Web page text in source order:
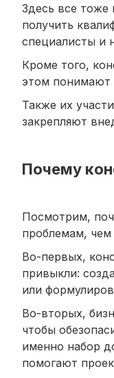
Здесь все тоже
получить
специалисты и
Кроме того,
этом понимают
Также их
закрепляют
Почему
Посмотрим,
проблемам, чем
Во-первых,
привыкли:
или
Во-вторых,
чтобы
именно набор
помогают